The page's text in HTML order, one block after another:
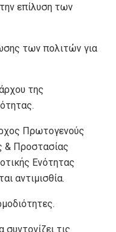
επίλυση των
των πολιτών για
της
Πρωτογενούς
& Προστασίας
Ενότητας
αντιμισθία.
συντονίζει τις